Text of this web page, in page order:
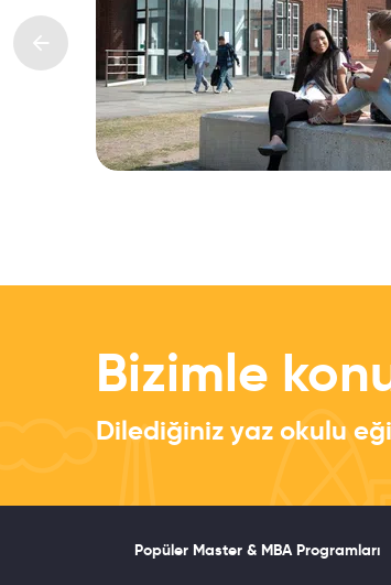
Bizimle
Dilediğiniz yaz okulu
Popüler Master & MBA Programları